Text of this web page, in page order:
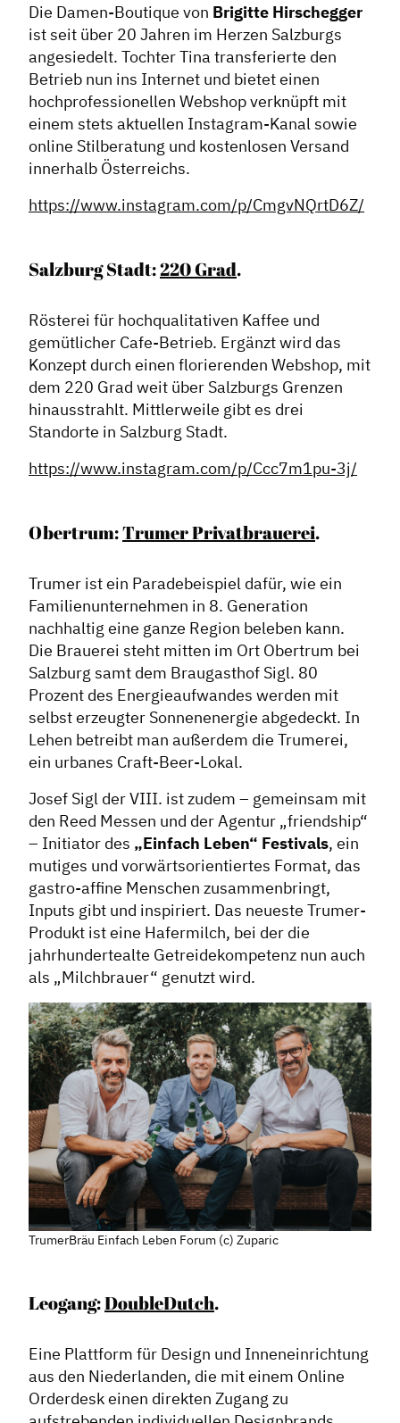
Die Damen-Boutique von Brigitte Hirschegger
ist seit über 20 Jahren im Herzen Salzburgs
angesiedelt. Tochter Tina transferierte den
Betrieb nun ins Internet und bietet einen
hochprofessionellen Webshop verknüpft mit
einem stets aktuellen Instagram-Kanal sowie
online Stilberatung und kostenlosen Versand
innerhalb Österreichs.
https://www.instagram.com/p/CmgvNQrtD6Z/
Salzburg Stadt:220 Grad.
Rösterei für hochqualitativen Kaffee und
gemütlicher Cafe-Betrieb. Ergänzt wird das
Konzept durch einen florierenden Webshop, mit
dem 220 Grad weit über Salzburgs Grenzen
hinausstrahlt. Mittlerweile gibt es drei
Standorte in Salzburg Stadt.
https://www.instagram.com/p/Ccc7m1pu-3j/
Obertrum:Trumer Privatbrauerei.
Trumer ist ein Paradebeispiel dafür, wie ein
Familienunternehmen in 8. Generation
nachhaltig eine ganze Region beleben kann.
Die Brauerei steht mitten im Ort Obertrum bei
Salzburg samt dem Braugasthof Sigl. 80
Prozent des Energieaufwandes werden mit
selbst erzeugter Sonnenenergie abgedeckt. In
Lehen betreibt man außerdem die Trumerei,
ein urbanes Craft-Beer-Lokal.
Josef Sigl der VIII. ist zudem – gemeinsam mit
den Reed Messen und der Agentur „friendship“
– Initiator des „Einfach Leben“ Festivals, ein
mutiges und vorwärtsorientiertes Format, das
gastro-affine Menschen zusammenbringt,
Inputs gibt und inspiriert. Das neueste Trumer-
Produkt ist eine Hafermilch, bei der die
jahrhundertealte Getreidekompetenz nun auch
als „Milchbrauer“ genutzt wird.
TrumerBräu Einfach Leben Forum (c) Zuparic
Leogang:DoubleDutch.
Eine Plattform für Design und Inneneinrichtung
aus den Niederlanden, die mit einem Online
Orderdesk einen direkten Zugang zu